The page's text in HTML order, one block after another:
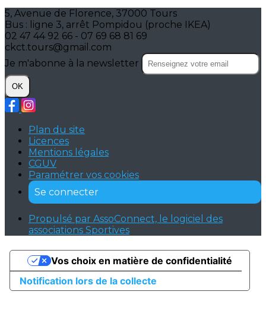
5, Avenue de Florence, 37000 Tours
Bus : ligne 3, arrêt Pompidou (proche IKEA)
02 47 44 92 66 - 07 69 68 81 69
ckct.tours@gmail.com
Je m'abonne à la newsletter
OK
Plan du site
Licences
Mentions légales
CGUV
Paramétrer vos cookies
Se connecter
Propulsé par AssoConnect, le logiciel des
associations Sportives
Notification lors de la collecte
Vos choix en matière de confidentialité